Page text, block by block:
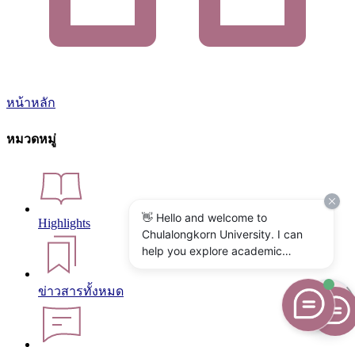
หน้าหลัก
หมวดหมู่
Highlights
ข่าวสารทั้งหมด
👋 Hello and welcome to
Chulalongkorn University. I can
help you explore academic